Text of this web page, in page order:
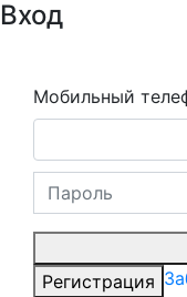
Вход
Мобильный
Регистрация